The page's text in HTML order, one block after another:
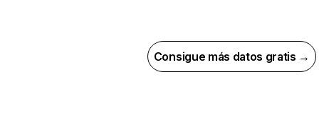
Consigue más datos gratis →